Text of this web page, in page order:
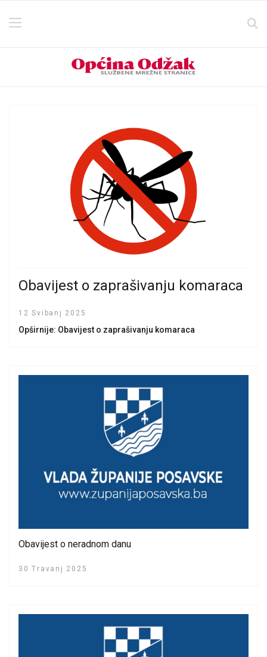
Obavijest o zaprašivanju komaraca
12 Svibanj 2025
Opširnije: Obavijest o zaprašivanju komaraca
Obavijest o neradnom danu
30 Travanj 2025